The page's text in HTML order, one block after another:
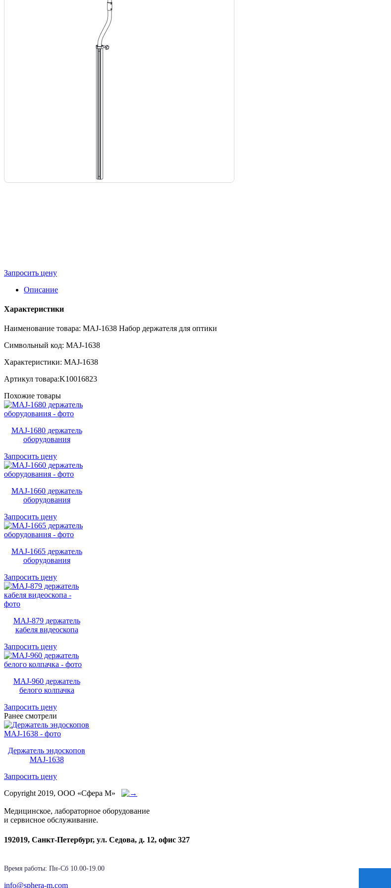
Запросить цену
Описание
Характеристики
Наименование товара: MAJ-1638 Набор держателя для оптики
Символьный код: MAJ-1638
Характеристики: MAJ-1638
Артикул товара:K10016823
Похожие товары
MAJ-1680 держатель
оборудования
Запросить цену
MAJ-1660 держатель
оборудования
Запросить цену
MAJ-1665 держатель
оборудования
Запросить цену
MAJ-879 держатель
кабеля видеоскопа
Запросить цену
MAJ-960 держатель
белого колпачка
Запросить цену
Ранее смотрели
Держатель эндоскопов
MAJ-1638
Запросить цену
Copyright 2019, ООО «Сфера М»
Медицинское, лабораторное оборудование
и сервисное обслуживание.
192019, Санкт-Петербург, ул. Седова, д. 12, офис 327
Время работы: Пн-Cб 10.00-19.00
info@sphera-m.com